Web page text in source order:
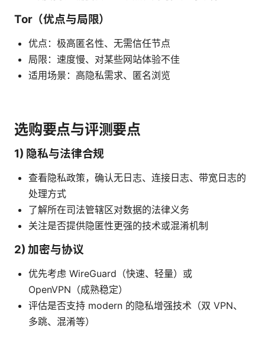
Tor（优点与局限）
优点：极高匿名性、无需信任节点
局限：速度慢、对某些网站体验不佳
适用场景：高隐私需求、匿名浏览
选购要点与评测要点
1) 隐私与法律合规
查看隐私政策，确认无日志、连接日志、带宽日志的
处理方式
了解所在司法管辖区对数据的法律义务
关注是否提供隐匿性更强的技术或混淆机制
2) 加密与协议
优先考虑 WireGuard（快速、轻量）或
OpenVPN（成熟稳定）
评估是否支持 modern 的隐私增强技术（双 VPN、
多跳、混淆等）